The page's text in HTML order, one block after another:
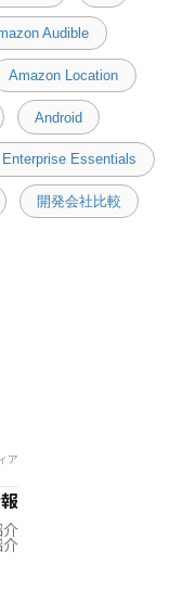
Audible
Amazon Location
Android
Essentials
開発会社比較
ア